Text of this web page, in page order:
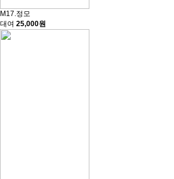
M17.정모
대여 25,000원